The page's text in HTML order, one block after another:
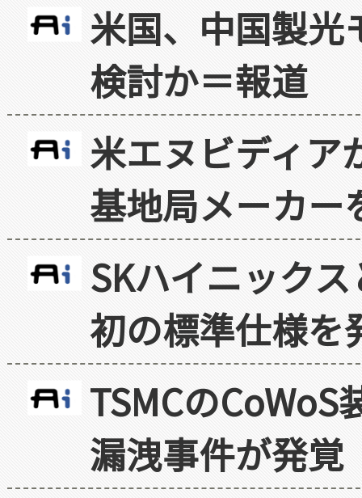
米国、中国製光
検討か＝報道
米エヌビディア
基地局メーカー
SKハイニック
初の標準仕様を
TSMCの
漏洩事件が発覚